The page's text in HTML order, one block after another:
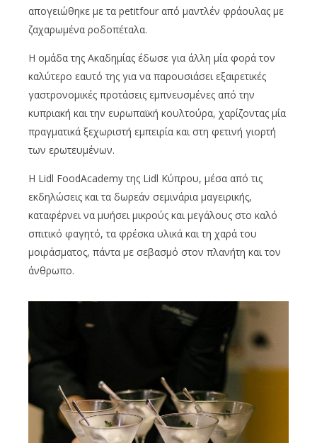
απογειώθηκε με τα petitfour από μαντλέν φράουλας με
ζαχαρωμένα ροδοπέταλα.
Η ομάδα της Ακαδημίας έδωσε για άλλη μία φορά τον
καλύτερο εαυτό της για να παρουσιάσει εξαιρετικές
γαστρονομικές προτάσεις εμπνευσμένες από την
κυπριακή και την ευρωπαϊκή κουλτούρα, χαρίζοντας μία
πραγματικά ξεχωριστή εμπειρία και στη φετινή γιορτή
των ερωτευμένων.
Η Lidl FoodAcademy της Lidl Κύπρου, μέσα από τις
εκδηλώσεις και τα δωρεάν σεμινάρια μαγειρικής,
καταφέρνει να μυήσει μικρούς και μεγάλους στο καλό
σπιτικό φαγητό, τα φρέσκα υλικά και τη χαρά του
μοιράσματος, πάντα με σεβασμό στον πλανήτη και τον
άνθρωπο.